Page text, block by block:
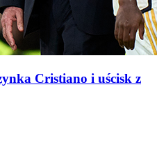
Cristiano i uścisk z